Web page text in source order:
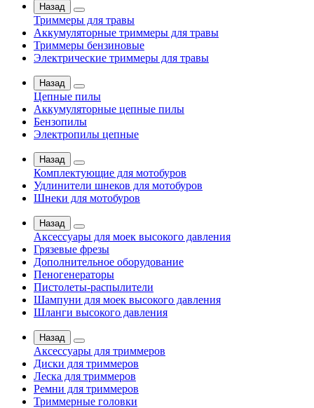
Назад
Триммеры для травы
Аккумуляторные триммеры для травы
Триммеры бензиновые
Электрические триммеры для травы
Назад
Цепные пилы
Аккумуляторные цепные пилы
Бензопилы
Электропилы цепные
Назад
Комплектующие для мотобуров
Удлинители шнеков для мотобуров
Шнеки для мотобуров
Назад
Аксессуары для моек высокого давления
Грязевые фрезы
Дополнительное оборудование
Пеногенераторы
Пистолеты-распылители
Шампуни для моек высокого давления
Шланги высокого давления
Назад
Аксессуары для триммеров
Диски для триммеров
Леска для триммеров
Ремни для триммеров
Триммерные головки